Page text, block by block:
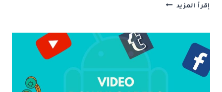
إقرأ المزيد اليك
لمشاهدة
المسلسلات
الكورية